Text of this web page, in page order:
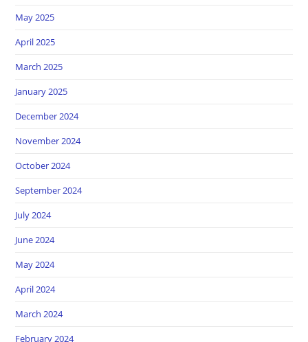
May 2025
April 2025
March 2025
January 2025
December 2024
November 2024
October 2024
September 2024
July 2024
June 2024
May 2024
April 2024
March 2024
February 2024